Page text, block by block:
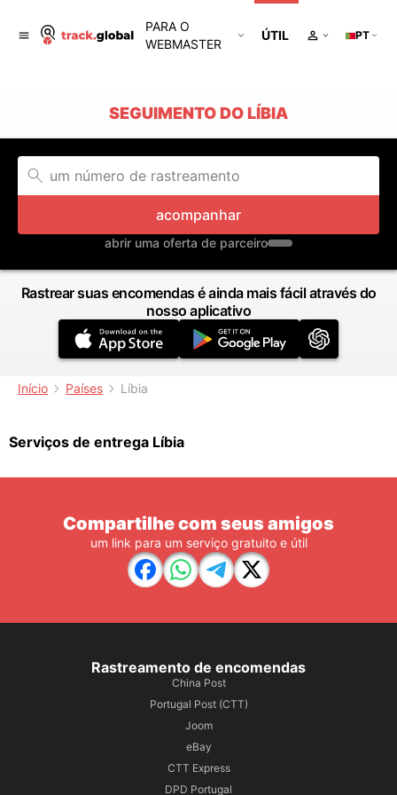
PARA O
WEBMASTER
ÚTIL PT
SEGUIMENTO DO LÍBIA
acompanhar
abrir uma oferta de parceiro
Rastrear suas encomendas é ainda mais fácil através do
nosso aplicativo
Início Países Líbia
Serviços de entrega Líbia
Compartilhe com seus amigos
um link para um serviço gratuito e útil
Rastreamento de encomendas
China Post
Portugal Post (CTT)
Joom
eBay
CTT Express
DPD Portugal